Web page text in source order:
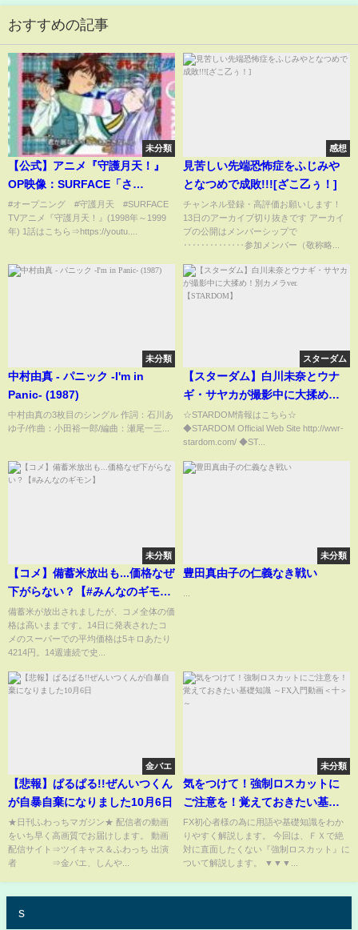
おすすめの記事
未分類
【公式】アニメ『守護月天！』
OP映像：SURFACE「さ
ぁ」/Mamotte Shugogetten!
#オープニング #守護月天 #SURFACE
TVアニメ『守護月天！』(1998年～1999
年) 1話はこちら⇒https://youtu....
感想
見苦しい先端恐怖症をふじみや
となつめで成敗!!![ざこ乙ぅ！]
チャンネル登録・高評価お願いします！
13日のアーカイブ切り抜きです アーカイ
ブの公開はメンバーシップで
‥‥‥‥‥‥‥参加メンバー（敬称略...
未分類
中村由真 - パニック -I'm in
Panic- (1987)
中村由真の3枚目のシングル 作詞：石川あ
ゆ子/作曲：小田裕一郎/編曲：瀬尾一三...
スターダム
【スターダム】白川未奈とウナ
ギ・サヤカが撮影中に大揉め！
別カメラver.【STARDOM】
☆STARDOM情報はこちら☆
◆STARDOM Official Web Site http://wwr-
stardom.com/ ◆ST...
未分類
【コメ】備蓄米放出も...価格なぜ
下がらない？【#みんなのギモ
ン】
備蓄米が放出されましたが、コメ全体の価
格は高いままです。14日に発表されたコ
メのスーパーでの平均価格は5キロあたり
4214円。14週連続で史...
未分類
豊田真由子の仁義なき戦い
金バエ
【悲報】ぱるぱる!!ぜんいつくん
が自暴自棄になりました10月6日
★日刊ふわっちマガジン★ 配信者の動画
をいち早く高画質でお届けします。 動画
配信サイト⇒ツイキャス＆ふわっち 出演
者 ⇒金バエ、しんや...
未分類
気をつけて！強制ロスカットに
ご注意を！覚えておきたい基礎
知識 ～FX入門動画＜十＞～
FX初心者様の為に用語や基礎知識をわか
りやすく解説します。 今回は、ＦＸで絶
対に直面したくない『強制ロスカット』に
ついて解説します。 ▼▼▼...
s